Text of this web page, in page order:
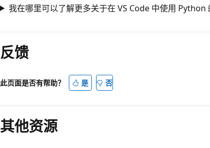
我在哪里可以了解更多关于在 VS Code 中使用 Python
读
模
已
用
反馈
此页面是否有帮助？ 是 否
其他资源